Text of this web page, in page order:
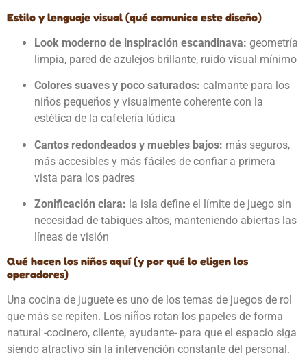
Estilo y lenguaje visual (qué comunica este diseño)
Look moderno de inspiración escandinava: geometría
limpia, pared de azulejos brillante, ruido visual mínimo
Colores suaves y poco saturados: calmante para los
niños pequeños y visualmente coherente con la
estética de la cafetería lúdica
Cantos redondeados y muebles bajos: más seguros,
más accesibles y más fáciles de confiar a primera
vista para los padres
Zonificación clara: la isla define el límite de juego sin
necesidad de tabiques altos, manteniendo abiertas las
líneas de visión
Qué hacen los niños aquí (y por qué lo eligen los
operadores)
Una cocina de juguete es uno de los temas de juegos de rol
que más se repiten. Los niños rotan los papeles de forma
natural -cocinero, cliente, ayudante- para que el espacio siga
siendo atractivo sin la intervención constante del personal.